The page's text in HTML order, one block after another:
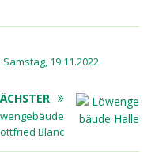
19.11.2022
Blanc